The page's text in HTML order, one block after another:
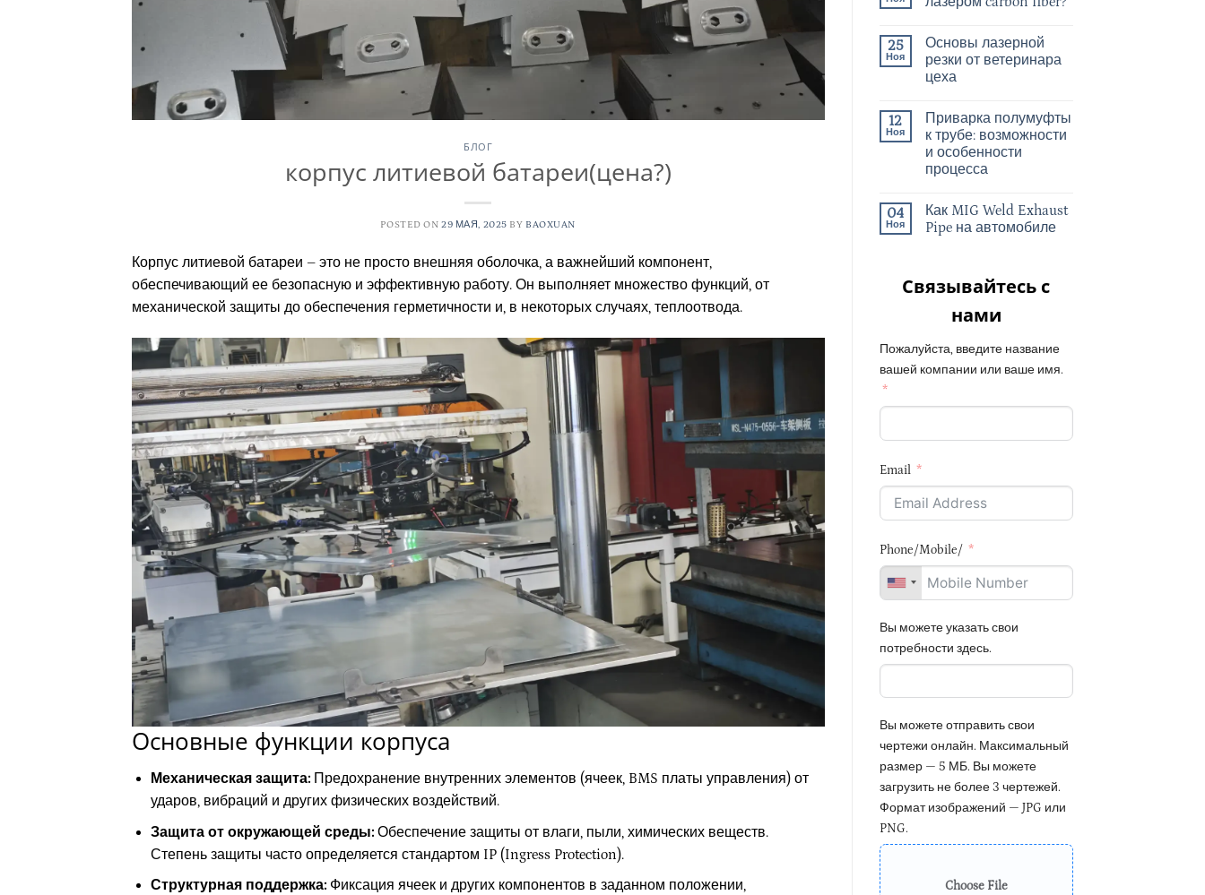
БЛОГ
корпус литиевой батареи(цена?)
POSTED ON29 МАЯ, 2025 BY BAOXUAN
Корпус литиевой батареи – это не просто внешняя оболочка, а важнейший компонент,
обеспечивающий ее безопасную и эффективную работу. Он выполняет множество функций, от
механической защиты до обеспечения герметичности и, в некоторых случаях, теплоотвода.
Основные функции корпуса
Механическая защита:Предохранение внутренних элементов (ячеек, BMS платы управления) от
ударов, вибраций и других физических воздействий.
Защита от окружающей среды:Обеспечение защиты от влаги, пыли, химических веществ.
Степень защиты часто определяется стандартом IP (Ingress Protection).
Структурная поддержка:Фиксация ячеек и других компонентов в заданном положении,
25
Ноя
Основы лазерной
резки от ветеринара
цеха
12
Ноя
Приварка полумуфты
к трубе: возможности
и особенности
процесса
04
Ноя
Как MIG Weld Exhaust
Pipe на автомобиле
Связывайтесь с
нами
Пожалуйста, введите название
вашей компании или ваше имя.
Email
Phone/Mobile/
Вы можете указать свои
потребности здесь.
Вы можете отправить свои
чертежи онлайн. Максимальный
размер — 5 МБ. Вы можете
загрузить не более 3 чертежей.
Формат изображений — JPG или
PNG.
Choose File